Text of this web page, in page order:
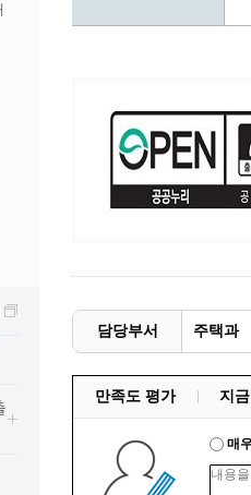
한 신고
가족관계등록
정보통신공사 감
정보통신설비 유
정보통신 사용전 검
담당부서 주택과
만족도 평가 지
매